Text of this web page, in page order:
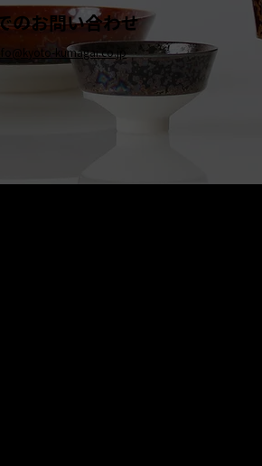
のお問い合わせ
kumagai.co.jp